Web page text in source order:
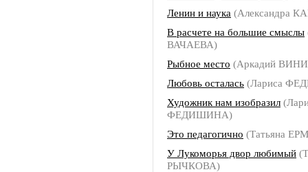
Ленин и наука (Александра
В расчете на большие смыслы
ВАЧАЕВА)
Рыбное место (Аркадий
Любовь осталась (Лариса
Художник нам изобразил
ФЕДИШИНА)
Это педагогично (Татьяна
У Лукоморья двор любимый
РЫЧКОВА)